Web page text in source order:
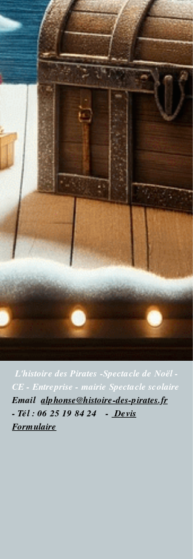
L'histoire des Pirates -Spectacle de Noël -
CE - Entreprise - mairie Spectacle scolaire
Emailalphonse@histoire-des-pirates.fr
- Tél : 06 25 19 84 24 - Devis
Formulaire